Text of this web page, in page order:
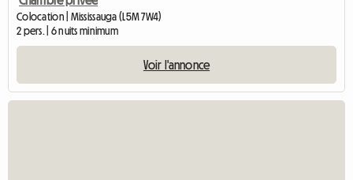
Colocation | Mississauga (L5M 7W4)
2 pers. | 6 nuits minimum
Voir l'annonce